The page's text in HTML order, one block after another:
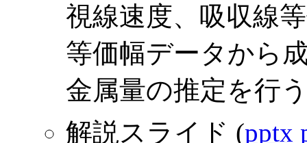
視線速度、吸収線
等価幅データから
金属量の推定を行
解説スライド (pptx